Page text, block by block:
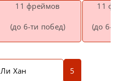
11 фреймов
(до 6-ти побед)
11
(до 6-
Ли Хан
5